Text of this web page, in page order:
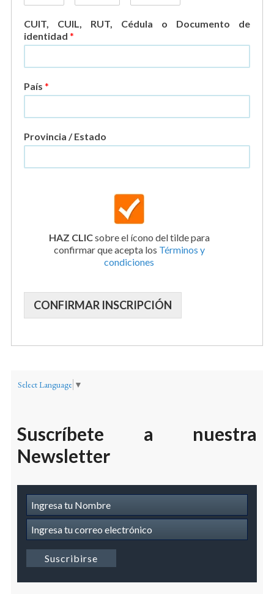
CUIT, CUIL, RUT, Cédula o Documento de
identidad *
País *
Provincia / Estado
HAZ CLICsobre el ícono del tilde para
confirmar que acepta los Términos y
condiciones
CONFIRMAR INSCRIPCIÓN
Select Language ▼
Suscríbete a nuestra
Newsletter
Suscripcion
a
Newsletter
Suscribirse